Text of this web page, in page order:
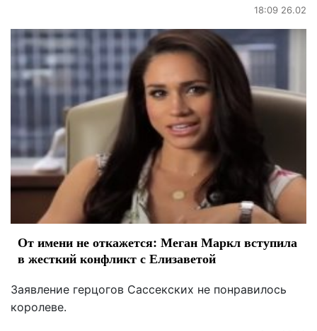
18:09 26.02
От имени не откажется: Меган Маркл вступила
в жесткий конфликт с Елизаветой
Заявление герцогов Сассекских не понравилось
королеве.